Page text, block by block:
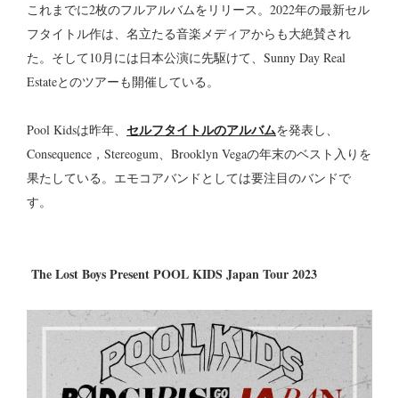
これまでに2枚のフルアルバムをリリース。2022年の最新セル
フタイトル作は、名立たる音楽メディアからも大絶賛され
た。そして10月には日本公演に先駆けて、Sunny Day Real
Estateとのツアーも開催している。
Pool Kidsは昨年、 セルフタイトルのアルバムを発表し、
Consequence，Stereogum、Brooklyn Vegaの年末のベスト入りを
果たしている。エモコアバンドとしては要注目のバンドで
す。
The Lost Boys Present POOL KIDS Japan Tour 2023